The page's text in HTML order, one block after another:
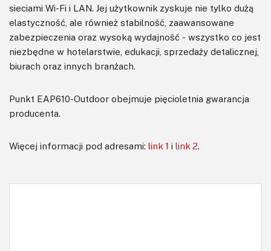
sieciami Wi-Fi i LAN. Jej użytkownik zyskuje nie tylko dużą
elastyczność, ale również stabilność, zaawansowane
zabezpieczenia oraz wysoką wydajność - wszystko co jest
niezbędne w hotelarstwie, edukacji, sprzedaży detalicznej,
biurach oraz innych branżach.
Punkt EAP610-Outdoor obejmuje pięcioletnia gwarancja
producenta.
Więcej informacji pod adresami: link 1 i link 2.